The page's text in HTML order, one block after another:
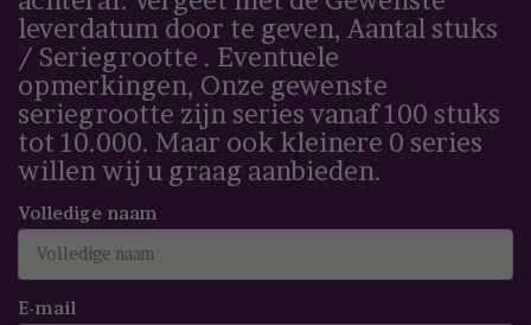
leverdatum door te geven, Aantal stuks
/ Seriegrootte . Eventuele
opmerkingen, Onze gewenste
seriegrootte zijn series vanaf 100 stuks
tot 10.000. Maar ook kleinere 0 series
willen wij u graag aanbieden.
Volledige naam
E-mail